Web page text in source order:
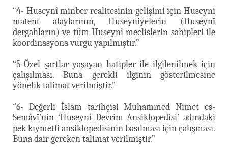
“4- Huseynî minber realitesinin gelişimi için Huseyni
matem alaylarının, Huseyniyelerin (Huseynî
dergahların) ve tüm Huseynî meclislerin sahipleri ile
koordinasyona vurgu yapılmıştır.”
“5-Özel şartlar yaşayan hatipler ile ilgilenilmek için
çalışılması. Buna gerekli ilginin gösterilmesine
yönelik talimat verilmiştir.”
“6- Değerli İslam tarihçisi Muhammed Nimet es-
Semâvî’nin ‘Huseynî Devrim Ansiklopedisi’ adındaki
pek kıymetli ansiklopedisinin basılması için çalışması.
Buna dair gereken talimat verilmiştir.”